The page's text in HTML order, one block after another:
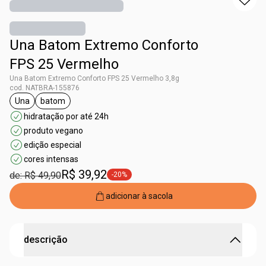
Una Batom Extremo Conforto
FPS 25 Vermelho
Una Batom Extremo Conforto FPS 25 Vermelho 3,8g
cod. NATBRA-155876
etiqueta Una
Una
etiqueta batom
batom
hidratação por até 24h
produto vegano
edição especial
cores intensas
de: R$ 49,90R$ 39,92 etiqueta -20%
-20%
adicionar à sacola
descrição